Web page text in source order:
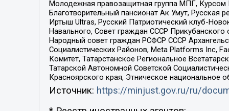
Молодежная правозащитная группа МПГ, Курсом
Благотворительный пансионат Ак Умут, Русская
Иртыш Ultras, Русский Патриотический клуб-
Навального, Совет граждан СССР
Народный совет граждан РСФСР СССР
Социалистических Районов, Meta Platforms Inc,
Комитет, Татарстанское Региональное
Татарской Автономной Советской
Красноярского края, Этническое национальное
Источник: https://minjust.gov.ru/ru/